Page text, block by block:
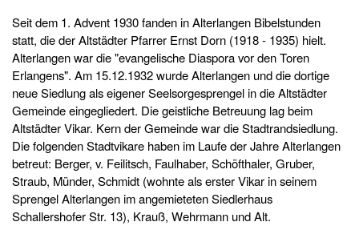
Seit dem 1. Advent 1930 fanden in Alterlangen Bibelstunden
statt, die der Altstädter Pfarrer Ernst Dorn (1918 - 1935) hielt.
Alterlangen war die "evangelische Diaspora vor den Toren
Erlangens". Am 15.12.1932 wurde Alterlangen und die dortige
neue Siedlung als eigener Seelsorgesprengel in die Altstädter
Gemeinde eingegliedert. Die geistliche Betreuung lag beim
Altstädter Vikar. Kern der Gemeinde war die Stadtrandsiedlung.
Die folgenden Stadtvikare haben im Laufe der Jahre Alterlangen
betreut: Berger, v. Feilitsch, Faulhaber, Schöfthaler, Gruber,
Straub, Münder, Schmidt (wohnte als erster Vikar in seinem
Sprengel Alterlangen im angemieteten Siedlerhaus
Schallershofer Str. 13), Krauß, Wehrmann und Alt.